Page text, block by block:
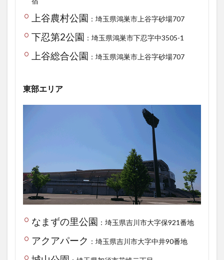
上谷農村公園 ：埼玉県鴻巣市上谷字砂場707
下忍第2公園 ：埼玉県鴻巣市下忍字中3505-1
上谷総合公園 ：埼玉県鴻巣市上谷字砂場707
東部エリア
なまずの里公園 ：埼玉県吉川市大字保921番地
アクアパーク ：埼玉県吉川市大字中井90番地